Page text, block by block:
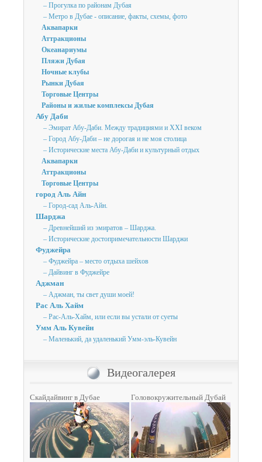
– Прогулка по районам Дубая
– Метро в Дубае - описание, факты, схемы, фото
Аквапарки
Аттракционы
Океанариумы
Пляжи Дубая
Ночные клубы
Рынки Дубая
Торговые Центры
Районы и жилые комплексы Дубая
Абу Даби
– Эмират Абу-Даби. Между традициями и XXI веком
– Город Абу-Даби – не дорогая и не моя столица
– Исторические места Абу-Даби и культурный отдых
Аквапарки
Аттракционы
Торговые Центры
город Аль Айн
– Город-сад Аль-Айн.
Шарджа
– Древнейший из эмиратов – Шарджа.
– Исторические достопримечательности Шарджи
Фуджейра
– Фуджейра – место отдыха шейхов
– Дайвинг в Фуджейре
Аджман
– Аджман, ты свет души моей!
Рас Аль Хайм
– Рас-Аль-Хайм, или если вы устали от суеты
Умм Аль Кувейн
– Маленький, да удаленький Умм-эль-Кувейн
Видеогалерея
Скайдайвинг в Дубае Головокружительный Дубай